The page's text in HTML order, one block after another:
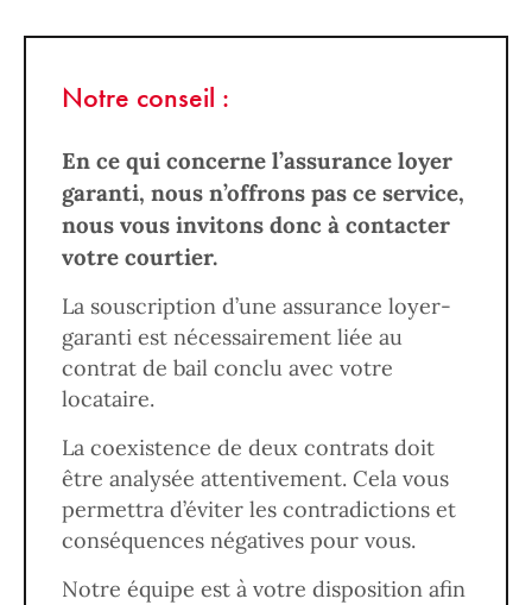
Notre conseil :
En ce qui concerne l’assurance loyer
garanti, nous n’offrons pas ce service,
nous vous invitons donc à contacter
votre courtier.
La souscription d’une assurance loyer-
garanti est nécessairement liée au
contrat de bail conclu avec votre
locataire.
La coexistence de deux contrats doit
être analysée attentivement. Cela vous
permettra d’éviter les contradictions et
conséquences négatives pour vous.
Notre équipe est à votre disposition afin